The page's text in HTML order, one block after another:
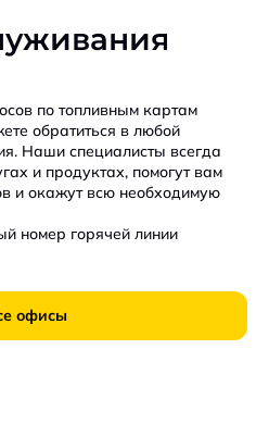
по топливным картам
обратиться в любой
Наши специалисты всегда
и продуктах, помогут вам
и окажут всю необходимую
номер горячей линии
офисы